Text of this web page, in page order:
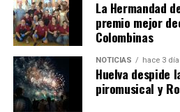
SEXTA CORRIDA DE LAS
2026
hace 3 días· Huelvatv
La Hermandad
premio mejor
Colombinas
NOTICIAS hace 3
Huelva despide
piromusical y